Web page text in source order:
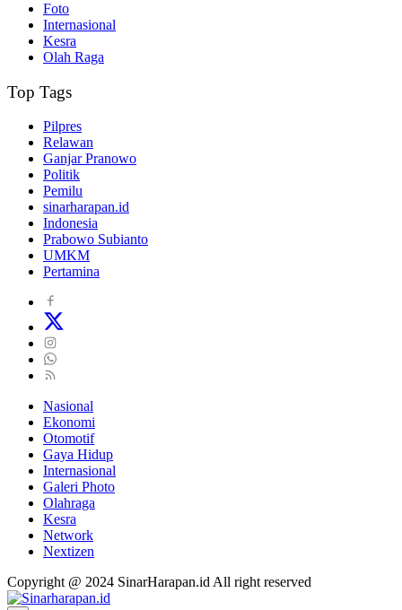
Foto
Internasional
Kesra
Olah Raga
Top Tags
Pilpres
Relawan
Ganjar Pranowo
Politik
Pemilu
sinarharapan.id
Indonesia
Prabowo Subianto
UMKM
Pertamina
Nasional
Ekonomi
Otomotif
Gaya Hidup
Internasional
Galeri Photo
Olahraga
Kesra
Network
Nextizen
Copyright @ 2024 SinarHarapan.id All right reserved